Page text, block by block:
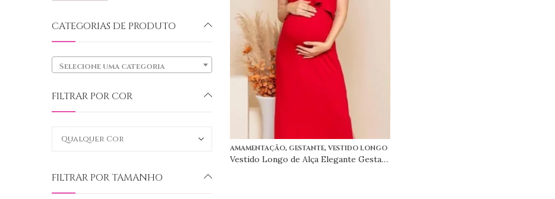
AMAMENTAÇÃO, GESTANTE, VESTIDO LONGO
Vestido Longo de Alça Elegante Gestante Amamentação
CATEGORIAS DE PRODUTO
Selecione uma categoria
FILTRAR POR COR
FILTRAR POR TAMANHO